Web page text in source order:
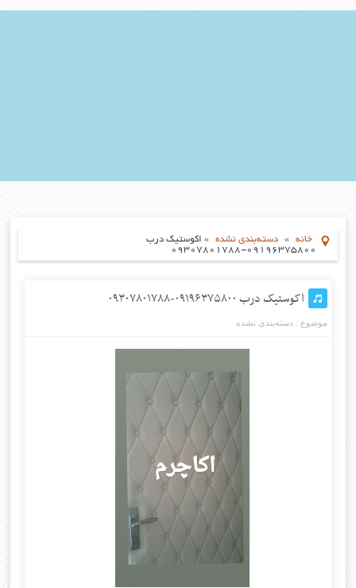
خانه » دسته‌بندی نشده » اکوستیک درب
۰۹۱۹۶۳۷۵۸۰۰-۰۹۳۰۷۸۰۱۷۸۸
اکوستیک درب ۰۹۱۹۶۳۷۵۸۰۰-۰۹۳۰۷۸۰۱۷۸۸
موضوع : دسته‌بندی نشده